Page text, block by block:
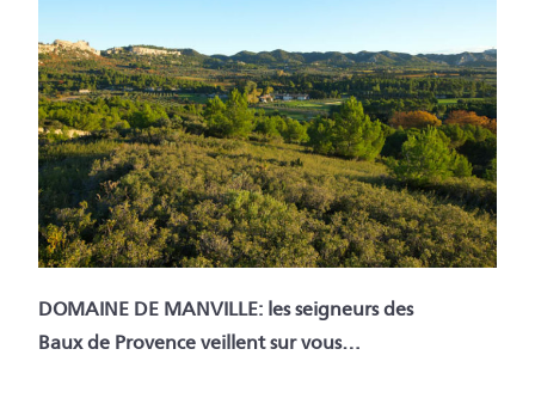
DOMAINE DE MANVILLE: les seigneurs des
Baux de Provence veillent sur vous…